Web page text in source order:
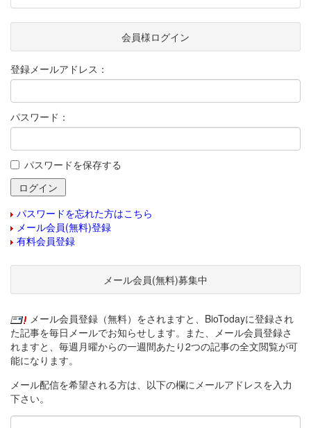
会員様ログイン
登録メールアドレス：
パスワード：
パスワードを保存する
パスワードを忘れた方はこちら
メール会員(無料)登録
有料会員登録
メール会員(無料)募集中
メール会員登録（無料）をされますと、BioTodayに登録され
た記事を毎日メールでお知らせします。また、メール会員登録さ
れますと、毎週月曜からの一週間あたり2つの記事の全文閲覧が可
能になります。
メール配信を希望される方は、以下の欄にメールアドレスを入力
下さい。